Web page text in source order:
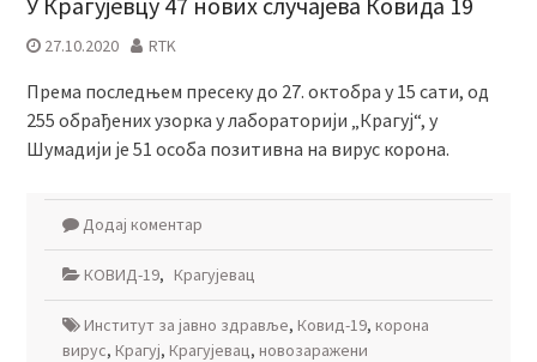
27.10.2020 RTK
Према последњем пресеку до 27. октобра у 15 сати, од
255 обрађених узорка у лабораторији „Крагуј“, у
Шумадији је 51 особа позитивна на вирус корона.
Додај коментар
КОВИД-19, Крагујевац
Институт за јавно здравље, Ковид-19, корона
вирус, Крагуј, Крагујевац, новозаражени